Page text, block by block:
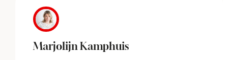
Marjolijn Kamphuis